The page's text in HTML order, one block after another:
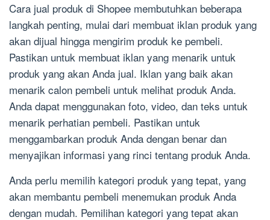
Cara jual produk di Shopee membutuhkan beberapa
langkah penting, mulai dari membuat iklan produk yang
akan dijual hingga mengirim produk ke pembeli.
Pastikan untuk membuat iklan yang menarik untuk
produk yang akan Anda jual. Iklan yang baik akan
menarik calon pembeli untuk melihat produk Anda.
Anda dapat menggunakan foto, video, dan teks untuk
menarik perhatian pembeli. Pastikan untuk
menggambarkan produk Anda dengan benar dan
menyajikan informasi yang rinci tentang produk Anda.
Anda perlu memilih kategori produk yang tepat, yang
akan membantu pembeli menemukan produk Anda
dengan mudah. Pemilihan kategori yang tepat akan